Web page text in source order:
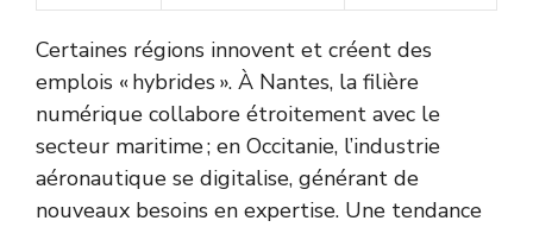
Certaines régions innovent et créent des
emplois « hybrides ». À Nantes, la filière
numérique collabore étroitement avec le
secteur maritime ; en Occitanie, l’industrie
aéronautique se digitalise, générant de
nouveaux besoins en expertise. Une tendance